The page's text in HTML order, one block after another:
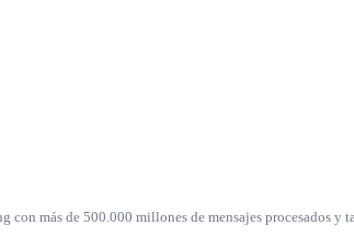
más de 500.000 millones de mensajes procesados